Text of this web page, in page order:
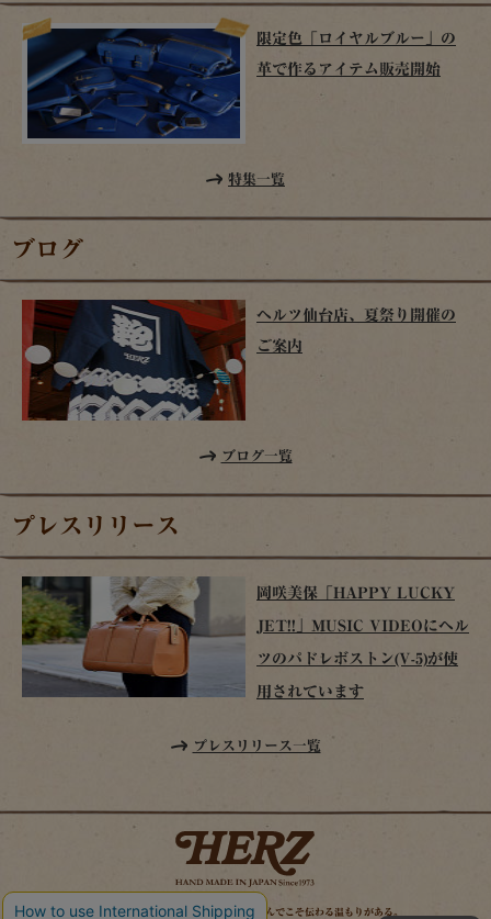
限定色「ロイヤルブルー」の
革で作るアイテム販売開始
特集一覧
ブログ
ヘルツ仙台店、夏祭り開催の
ご案内
ブログ一覧
プレスリリース
岡咲美保「HAPPY LUCKY
JET!!」MUSIC VIDEOにヘル
ツのパドレボストン(V-5)が使
用されています
プレスリリース一覧
時を経てこそ解る味わいがある。使い込んでこそ伝わる温もりがある。